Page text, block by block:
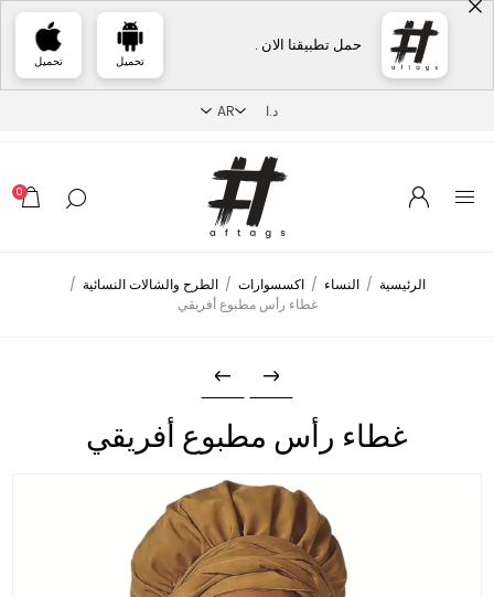
حمل تطبيقنا الان .
تحميل تحميل
0
الرئيسية / النساء / اكسسوارات / الطرح والشالات النسائية /
غطاء رأس مطبوع أفريقي
غطاء رأس مطبوع أفريقي